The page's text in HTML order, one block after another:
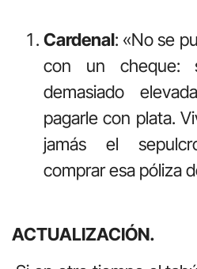
Cardenal: «No se
con un cheque:
demasiado
pagarle con plata.
jamás el
comprar esa póliza
ACTUALIZACIÓN.